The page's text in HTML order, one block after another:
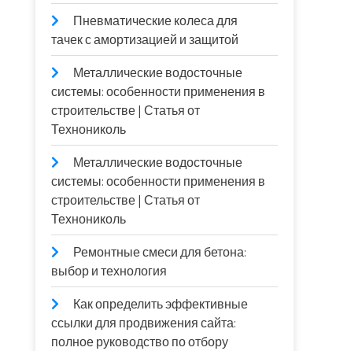
Пневматические колеса для
тачек с амортизацией и защитой
Металлические водосточные
системы: особенности применения в
строительстве | Статья от
Технониколь
Металлические водосточные
системы: особенности применения в
строительстве | Статья от
Технониколь
Ремонтные смеси для бетона:
выбор и технология
Как определить эффективные
ссылки для продвижения сайта:
полное руководство по отбору